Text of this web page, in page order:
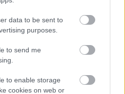
data to be sent to
purposes.
to send me
to enable storage
cookies on web or
GMAIL ÉS AZ ÖNKÉNY ELLEN
A VÉDVONAL LEVELEZŐ
tényleg egy ingyenes e-mail